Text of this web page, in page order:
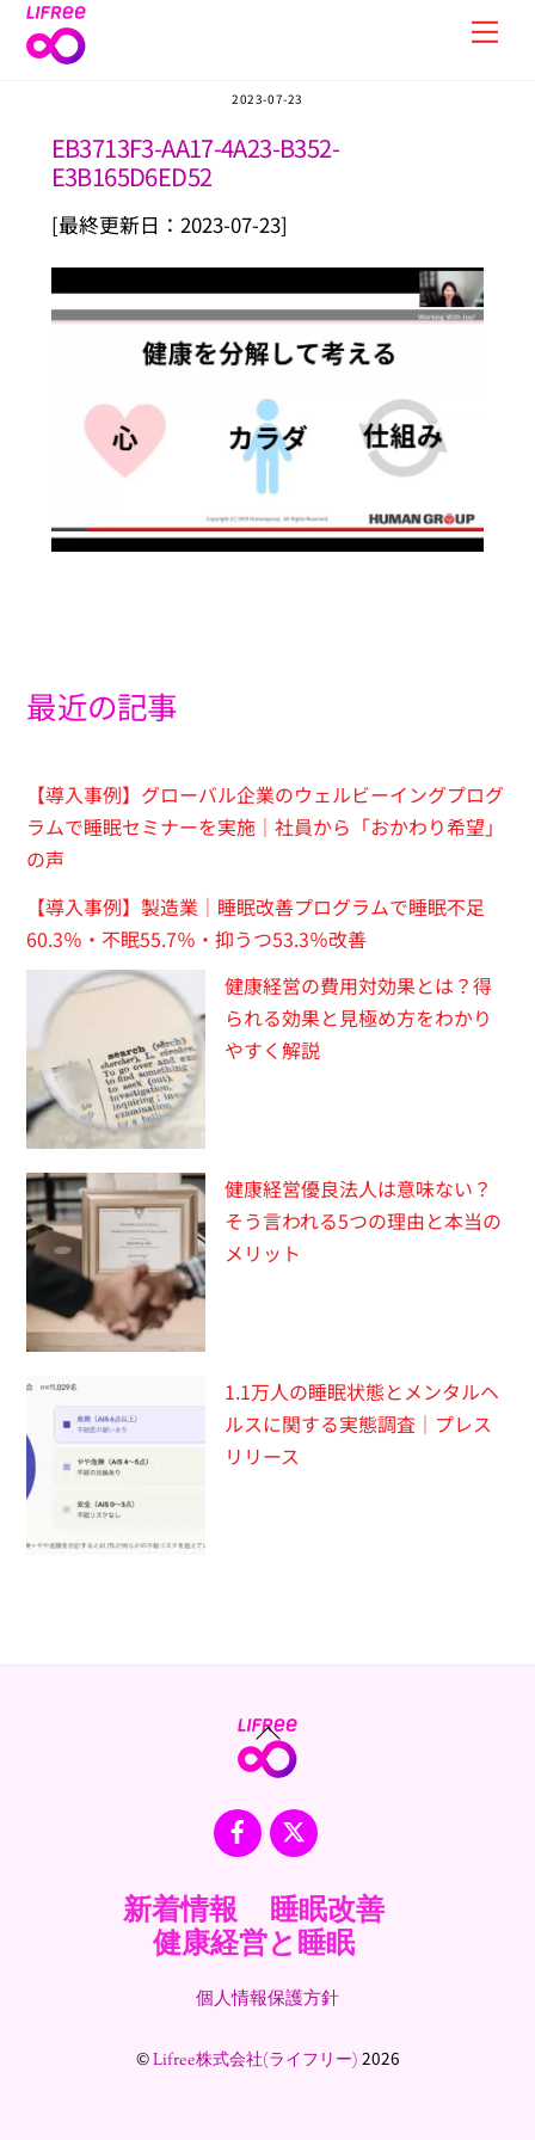
Skip
2023-07-23
EB3713F3-AA17-4A23-B352-
E3B165D6ED52
[最終更新日：2023-07-23]
最近の記事
【導入事例】グローバル企業のウェルビーイングプログ
ラムで睡眠セミナーを実施｜社員から「おかわり希望」
の声
【導入事例】製造業｜睡眠改善プログラムで睡眠不足
60.3％・不眠55.7％・抑うつ53.3％改善
健康経営の費用対効果とは？得
られる効果と見極め方をわかり
やすく解説
健康経営優良法人は意味ない？
そう言われる5つの理由と本当の
メリット
1.1万人の睡眠状態とメンタルヘ
ルスに関する実態調査｜プレス
リリース
Back
To
Facebook
X
新着情報
睡眠改善
健康経営と睡眠
個人情報保護方針
©Lifree株式会社(ライフリー) 2026